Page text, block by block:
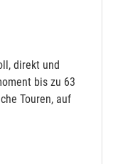
direkt und
bis zu 63
Touren, auf